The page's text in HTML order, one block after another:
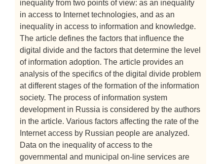
inequality from two points of view: as an inequality
in access to Internet technologies, and as an
inequality in access to information and knowledge.
The article defines the factors that influence the
digital divide and the factors that determine the level
of information adoption. The article provides an
analysis of the specifics of the digital divide problem
at different stages of the formation of the information
society. The process of information system
development in Russia is considered by the authors
in the article. Various factors affecting the rate of the
Internet access by Russian people are analyzed.
Data on the inequality of access to the
governmental and municipal on-line services are